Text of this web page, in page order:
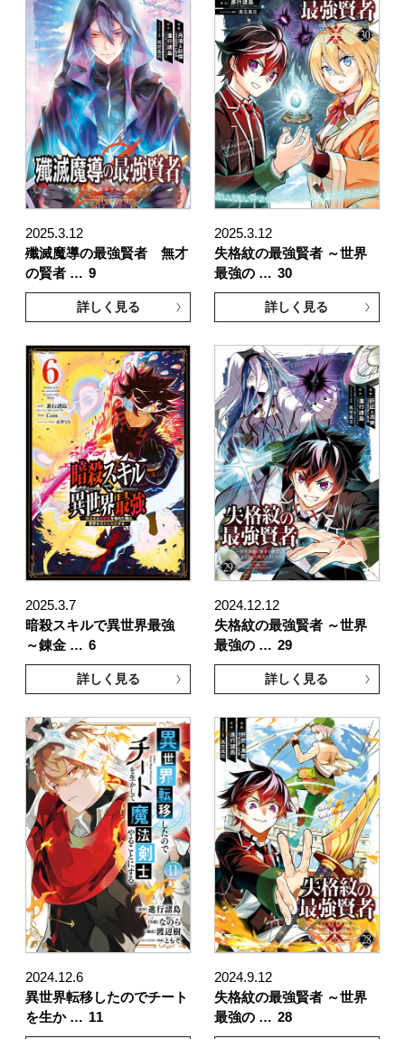
2025.3.12
殲滅魔導の最強賢者 無才
の賢者 … 9
詳しく見る
2025.3.12
失格紋の最強賢者 ～世界
最強の … 30
詳しく見る
2025.3.7
暗殺スキルで異世界最強
～錬金 … 6
詳しく見る
2024.12.12
失格紋の最強賢者 ～世界
最強の … 29
詳しく見る
2024.12.6
異世界転移したのでチート
を生か … 11
2024.9.12
失格紋の最強賢者 ～世界
最強の … 28